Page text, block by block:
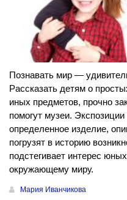
Познавать мир —
Рассказать детям о
иных предметов, прочно
помогут музеи.
определенное изделие,
погрузят в историю
подстегивает интерес
окружающему миру.
Мария Иванчикова